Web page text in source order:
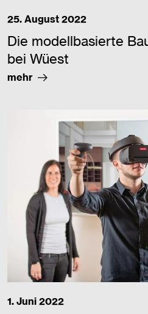
25. August 2022
Die modellbasierte
bei Wüest
mehr
1. Juni 2022